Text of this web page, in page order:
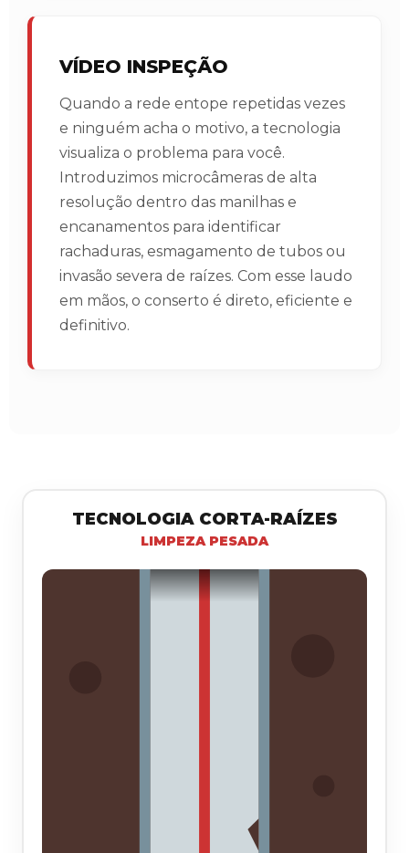
VÍDEO INSPEÇÃO
Quando a rede entope repetidas vezes
e ninguém acha o motivo, a tecnologia
visualiza o problema para você.
Introduzimos microcâmeras de alta
resolução dentro das manilhas e
encanamentos para identificar
rachaduras, esmagamento de tubos ou
invasão severa de raízes. Com esse laudo
em mãos, o conserto é direto, eficiente e
definitivo.
TECNOLOGIA CORTA-RAÍZES
LIMPEZA PESADA